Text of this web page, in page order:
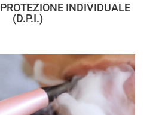
INDIVIDUALE
(D.P.I.)